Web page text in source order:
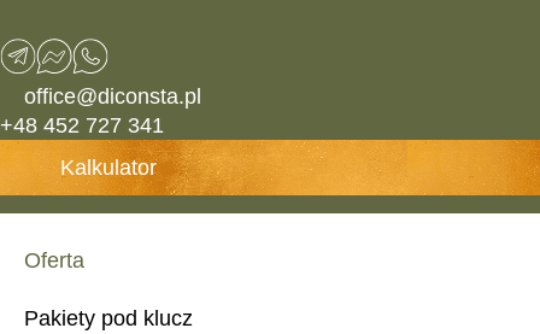
office@diconsta.pl
+48 452 727 341
Kalkulator
Oferta
Pakiety pod klucz